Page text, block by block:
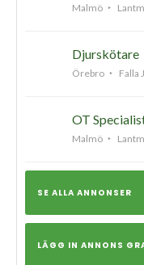
Malmö
Djurskötare
Örebro Falla
OT
Malmö
SE ALLA ANNONSER
LÄGG IN ANNONS